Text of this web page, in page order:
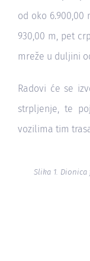
od oko
930,00 m, pet
mreže u duljini
Radovi će se
strpljenje, te
vozilima tim
Slika 1.